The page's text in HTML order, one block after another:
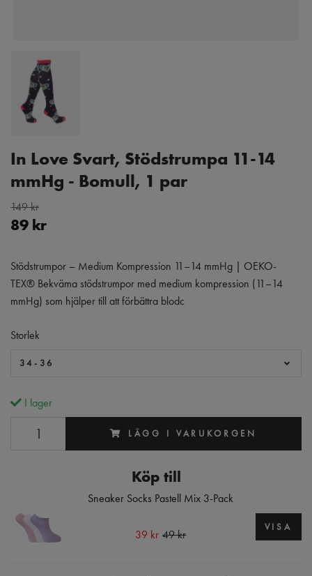
In Love Svart, Stödstrumpa 11-14
mmHg - Bomull, 1 par
149 kr
89 kr
Stödstrumpor – Medium Kompression 11–14 mmHg | OEKO-
TEX® Bekväma stödstrumpor med medium kompression (11–14
mmHg) som hjälper till att förbättra blodc
Storlek
34-36
I lager
LÄGG I VARUKORGEN
Köp till
Sneaker Socks Pastell Mix 3-Pack
39 kr 49 kr
VISA